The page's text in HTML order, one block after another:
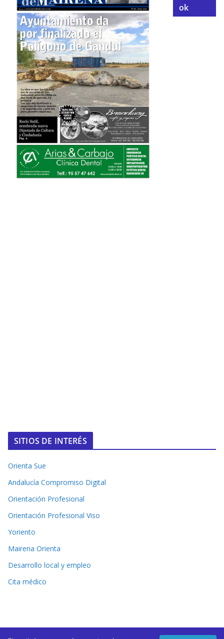
ok
SITIOS DE INTERÉS
Orienta Sue
Andalucía Compromiso Digital
Orientación Profesional
Orientación Profesional Viso
Yoriento
Mairena Orienta
Desarrollo local y empleo
Cita médico